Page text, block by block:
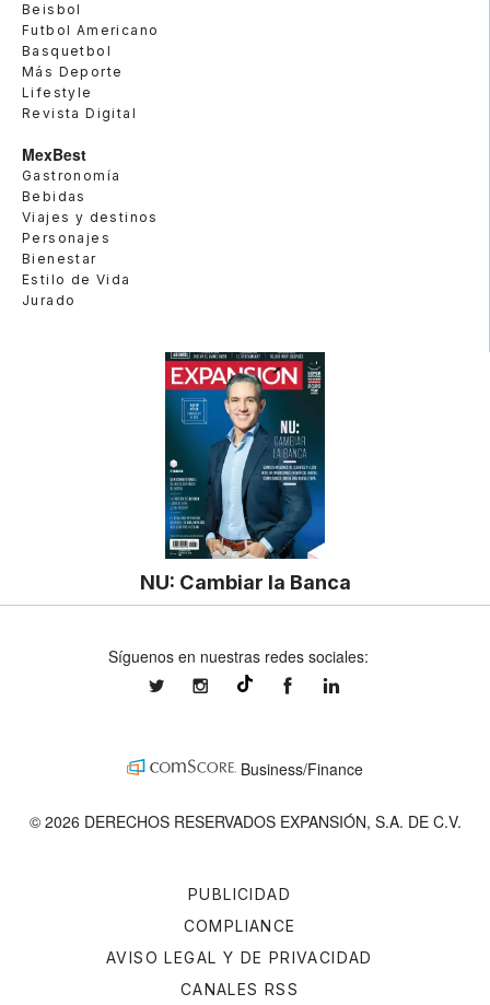
Beisbol
Futbol Americano
Basquetbol
Más Deporte
Lifestyle
Revista Digital
MexBest
Gastronomía
Bebidas
Viajes y destinos
Personajes
Bienestar
Estilo de Vida
Jurado
NU: Cambiar la Banca
PUBLICIDAD
COMPLIANCE
AVISO LEGAL Y DE PRIVACIDAD
CANALES RSS
Síguenos en nuestras redes sociales:
expansionmxexpansionmx ExpansionMex
Business/Finance
© 2026 DERECHOS RESERVADOS EXPANSIÓN, S.A. DE C.V.